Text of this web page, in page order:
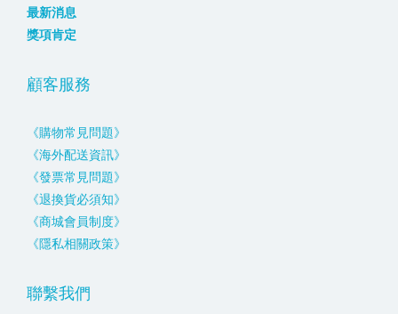
最新消息
獎項肯定
顧客服務
《購物常見問題》
《海外配送資訊》
《發票常見問題》
《退換貨必須知》
《商城會員制度》
《隱私相關政策》
聯繫我們